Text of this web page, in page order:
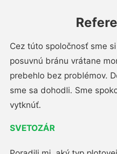
Cez túto spoločnosť sme
posuvnú bránu vrátane
prebehlo bez problémov.
sme sa dohodli. Sme
vytknúť.
SVETOZÁR